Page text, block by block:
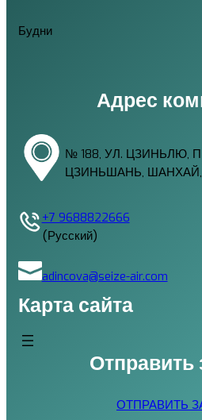
Будни
Адрес
№ 188, УЛ.
ЦЗИНЬШАНЬ,
+7 9688822666
(Русский)
adincova@seize-air.com
Карта сайта
Отправить
ОТПРАВИТЬ